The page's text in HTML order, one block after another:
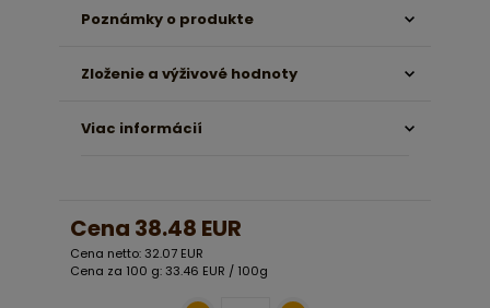
Poznámky o produkte
Zloženie a výživové hodnoty
Viac informácií
Cena 38.48 EUR
Cena netto: 32.07 EUR
Cena za 100 g: 33.46 EUR / 100g